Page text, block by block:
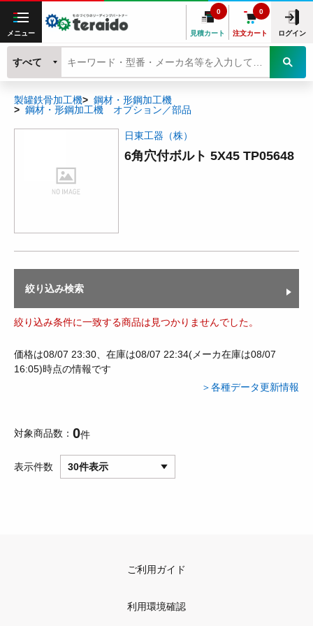
メニュー 見積カート
0
注文カート
0
ログイン
すべて
製罐鉄骨加工機
鋼材・形鋼加工機
鋼材・形鋼加工機 オプション／部品
日東工器（株）
6角穴付ボルト 5X45 TP05648
絞り込み検索
絞り込み条件に一致する商品は見つかりませんでした。
価格は08/07 23:30、在庫は08/07 22:34(メーカ在庫は08/07
16:05)時点の情報です
＞各種データ更新情報
対象商品数 0件
表示件数 30件表示
ご利用ガイド
利用環境確認